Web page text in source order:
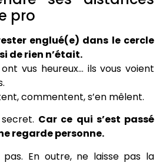
pro
englué(e) dans le cercle
de rien n’était.
vus heureux… ils vous voient
commentent, s’en mêlent.
Car ce qui s’est passé
regarde personne.
En outre, ne laisse pas la